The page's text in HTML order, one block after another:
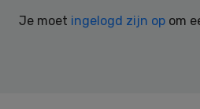
Je moet ingelogd zijn op om